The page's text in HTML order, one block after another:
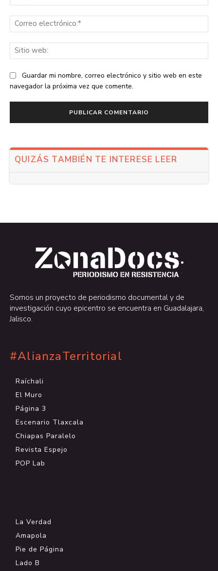
Guardar mi nombre, correo electrónico y sitio web en este
navegador la próxima vez que comente.
QUIZÁS TAMBIÉN TE INTERESE LEER
.
.
Somos un proyecto de periodismo documental y de
investigación cuyo epicentro se encuentra en Guadalajara,
Jalisco.
#AlianzaTerritorial
Raíchali
El Muro
Página 3
Escenario Tlaxcala
Chiapas Paralelo
Revista Espejo
POP Lab
La Verdad
Amapola
Pie de Página
Lado B